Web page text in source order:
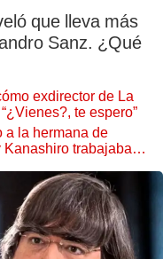
que lleva más
Sanz. ¿Qué
exdirector de La
te espero”
a la hermana de
trabajaba: